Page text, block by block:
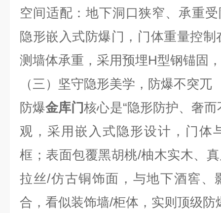
空间适配：地下洞口狭窄、承重
隐形嵌入式防爆门，门体重量控制
测墙体承重，采用预埋H型钢锚固
（三）坚守隐形美学，防爆不突兀
防爆金库门核心是“隐形防护、奢
观，采用嵌入式隐形设计，门体
框；表面包覆黑胡桃/柚木实木、
拉丝/仿古铜饰面，与地下酒窖、
合，看似装饰墙/柜体，实则顶级防